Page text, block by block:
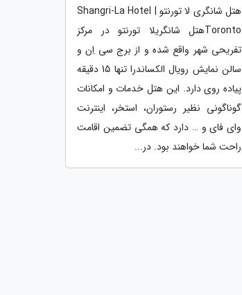
هتل شانگری لا تورنتو | Shangri-La Hotel
Torontoهتل شانگریلا تورنتو در مرکز
تفریحی شهر واقع شده و از برج سی اِن و
سالن نمایش رویال الکساندرا تنها 15 دقیقه
پیاده روی دارد. این هتل خدمات و امکانات
گوناگونی نظیر رستوران، استخر، اینترنت
وای فای و … دارد که همگی تضمین اقامت
راحت شما خواهند بود. در...